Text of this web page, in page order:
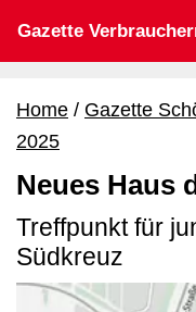
Gazette
Home Gazette
2025
Neues Haus
Treffpunkt für
Südkreuz